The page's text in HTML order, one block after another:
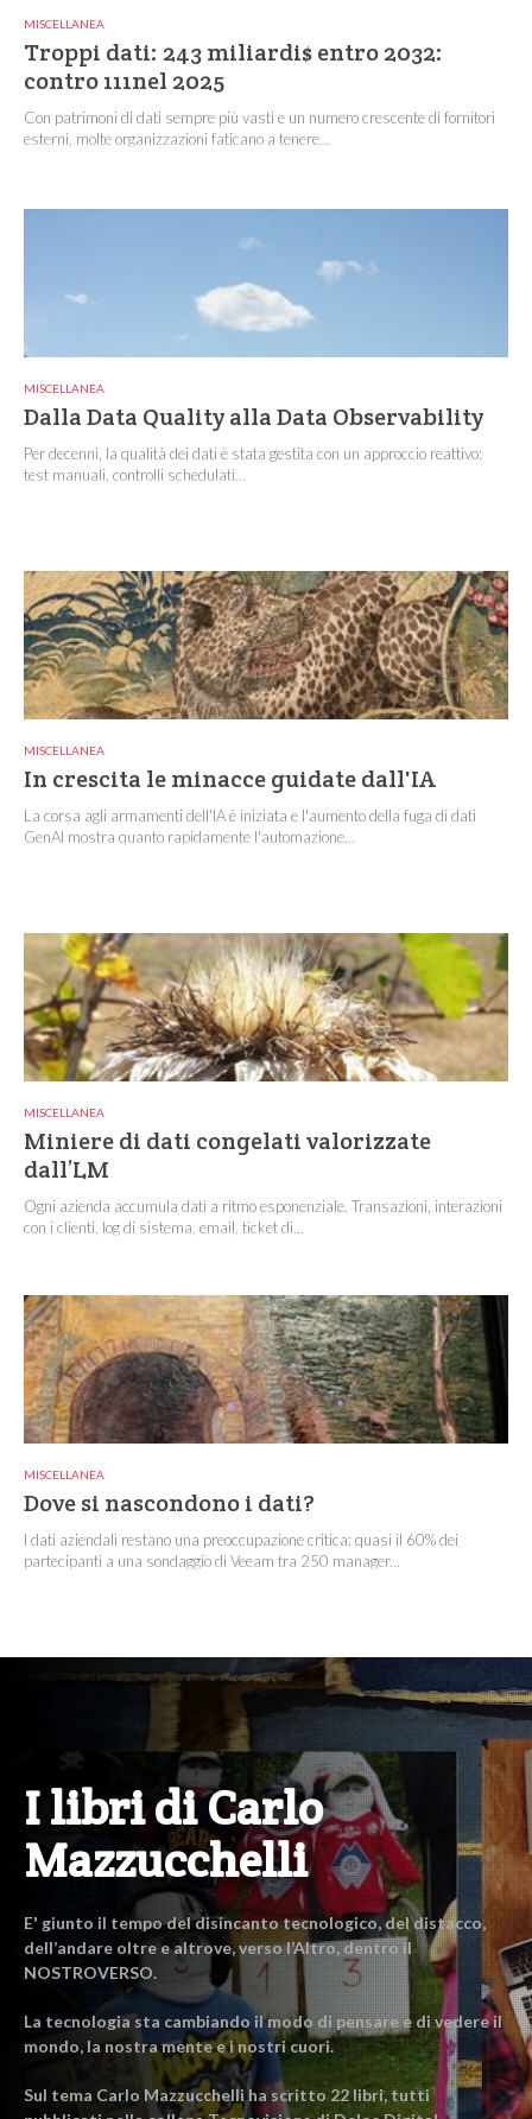
MISCELLANEA
Troppi dati: 243 miliardi$ entro 2032:
contro 111nel 2025
Con patrimoni di dati sempre più vasti e un numero crescente di fornitori
esterni, molte organizzazioni faticano a tenere...
MISCELLANEA
Dalla Data Quality alla Data Observability
Per decenni, la qualità dei dati è stata gestita con un approccio reattivo:
test manuali, controlli schedulati...
MISCELLANEA
In crescita le minacce guidate dall'IA
La corsa agli armamenti dell'IA è iniziata e l'aumento della fuga di dati
GenAI mostra quanto rapidamente l'automazione...
MISCELLANEA
Miniere di dati congelati valorizzate
dall’LM
Ogni azienda accumula dati a ritmo esponenziale. Transazioni, interazioni
con i clienti, log di sistema, email, ticket di...
MISCELLANEA
Dove si nascondono i dati?
I dati aziendali restano una preoccupazione critica: quasi il 60% dei
partecipanti a una sondaggio di Veeam tra 250 manager...
I libri di Carlo
Mazzucchelli
E' giunto il tempo del disincanto tecnologico, del distacco,
dell’andare oltre e altrove, verso l’Altro, dentro il
NOSTROVERSO.
La tecnologia sta cambiando il modo di pensare e di vedere il
mondo, la nostra mente e i nostri cuori.
Sul tema Carlo Mazzucchelli ha scritto 22 libri, tutti